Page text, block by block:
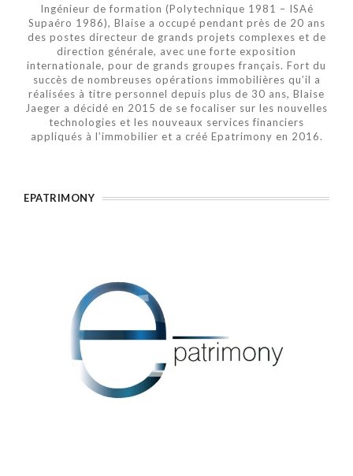
Ingénieur de formation (Polytechnique 1981 – ISAé
Supaéro 1986), Blaise a occupé pendant près de 20 ans
des postes directeur de grands projets complexes et de
direction générale, avec une forte exposition
internationale, pour de grands groupes français. Fort du
succès de nombreuses opérations immobilières qu’il a
réalisées à titre personnel depuis plus de 30 ans, Blaise
Jaeger a décidé en 2015 de se focaliser sur les nouvelles
technologies et les nouveaux services financiers
appliqués à l’immobilier et a créé Epatrimony en 2016.
EPATRIMONY